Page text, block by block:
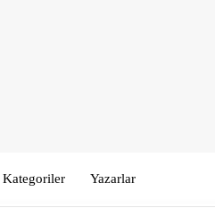
Kategoriler Yazarlar